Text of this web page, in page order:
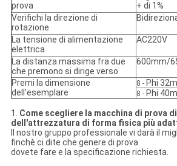
prova
+ di 1%
Verifichi la direzione di
rotazione
La tensione di alimentazione
elettrica
AC220V
La distanza massima fra due
che premono si dirige verso
600mm/
Premi la dimensione
dell'esemplare
8 - Phi
8 - Phi
1. Come scegliere la macchina di prova
dell'attrezzatura di forma fisica più
Il nostro gruppo professionale vi darà il
finchè ci dite che genere di prova
dovete fare e la specificazione richiesta.